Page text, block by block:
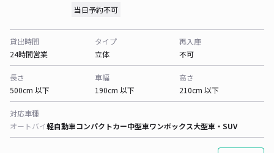
当日予約不可
貸出時間
24時間営業
タイプ
立体
再入庫
不可
長さ
500cm 以下
車幅
190cm 以下
高さ
210cm 以下
対応車種
オートバイ軽自動車コンパクトカー中型車ワンボックス大型車・SUV